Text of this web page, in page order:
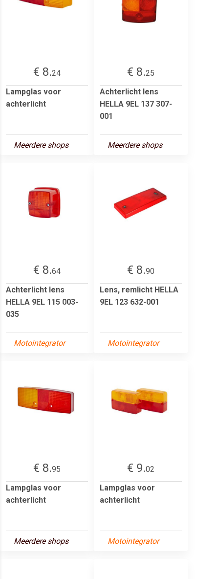
€ 8.24
Lampglas voor
achterlicht
Meerdere shops
€ 8.25
Achterlicht lens
HELLA 9EL 137 307-
001
Meerdere shops
€ 8.64
Achterlicht lens
HELLA 9EL 115 003-
035
Motointegrator
€ 8.90
Lens, remlicht HELLA
9EL 123 632-001
Motointegrator
€ 8.95
Lampglas voor
achterlicht
Meerdere shops
€ 9.02
Lampglas voor
achterlicht
Motointegrator